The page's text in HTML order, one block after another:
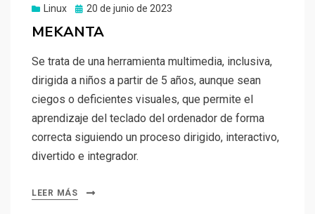
Linux
Publicado
20 de junio de 2023
MEKANTA
Se trata de una herramienta multimedia, inclusiva,
dirigida a niños a partir de 5 años, aunque sean
ciegos o deficientes visuales, que permite el
aprendizaje del teclado del ordenador de forma
correcta siguiendo un proceso dirigido, interactivo,
divertido e integrador.
LEER MÁS